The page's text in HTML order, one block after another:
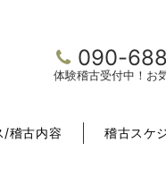
090-
体験稽古受付中！お
/稽古内容 稽古スケ